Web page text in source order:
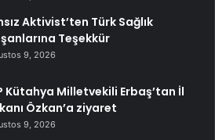
Aktivist’ten Türk Sağlık
Teşekkür
9, 2026
Kütahya Milletvekili Erbaş’tan İl
Özkan’a ziyaret
9, 2026